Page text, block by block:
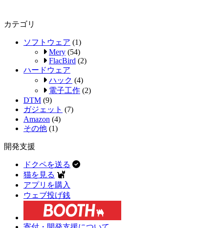
カテゴリ
ソフトウェア (1)
Mery (54)
FlacBird (2)
ハードウェア
ハック (4)
電子工作 (2)
DTM (9)
ガジェット (7)
Amazon (4)
その他 (1)
開発支援
ドクペを送る
猫を見る
アプリを購入
ウェブ投げ銭